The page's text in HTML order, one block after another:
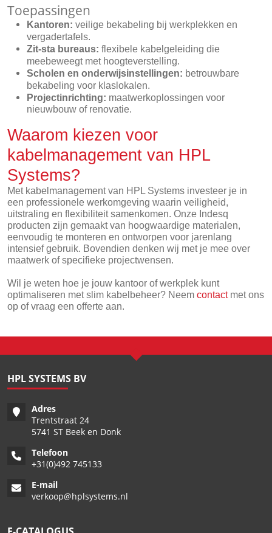
Toepassingen
Kantoren: veilige bekabeling bij werkplekken en
vergadertafels.
Zit-sta bureaus: flexibele kabelgeleiding die
meebeweegt met hoogteverstelling.
Scholen en onderwijsinstellingen: betrouwbare
bekabeling voor klaslokalen.
Projectinrichting: maatwerkoplossingen voor
nieuwbouw of renovatie.
Waarom kiezen voor
kabelmanagement van HPL
Systems?
Met kabelmanagement van HPL Systems investeer je in
een professionele werkomgeving waarin veiligheid,
uitstraling en flexibiliteit samenkomen. Onze Indesq
producten zijn gemaakt van hoogwaardige materialen,
eenvoudig te monteren en ontworpen voor jarenlang
intensief gebruik. Bovendien denken wij met je mee over
maatwerk of specifieke projectwensen.
Wil je weten hoe je jouw kantoor of werkplek kunt
optimaliseren met slim kabelbeheer? Neem contactmet ons
op of vraag een offerte aan.
HPL SYSTEMS BV
Adres
Trentstraat 24
5741 ST Beek en Donk
Telefoon
+31(0)492 745133
E-mail
verkoop@hplsystems.nl